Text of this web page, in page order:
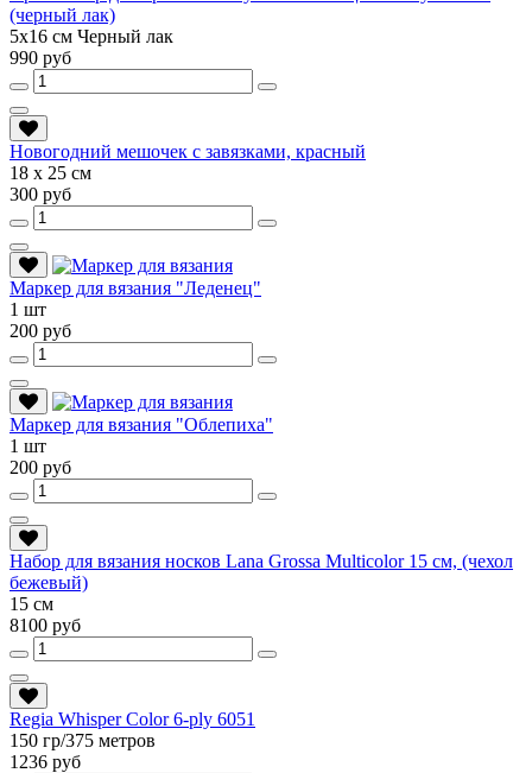
(черный лак)
5х16 см Черный лак
990 руб
Новогодний мешочек с завязками, красный
18 х 25 см
300 руб
Маркер для вязания "Леденец"
1 шт
200 руб
Маркер для вязания "Облепиха"
1 шт
200 руб
Набор для вязания носков Lana Grossa Multicolor 15 см, (чехол
бежевый)
15 см
8100 руб
Regia Whisper Color 6-ply 6051
150 гр/375 метров
1236 руб